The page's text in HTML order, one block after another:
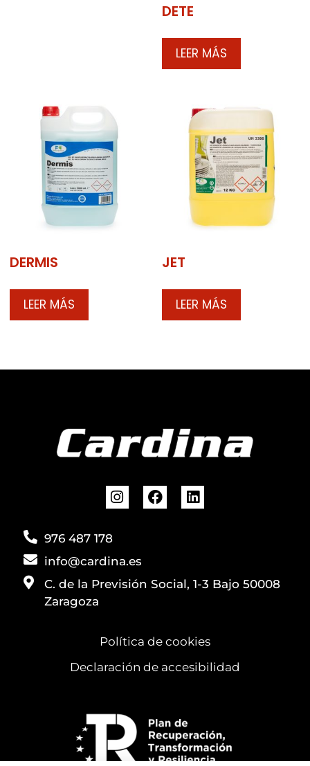
DETE
LEER MÁS
DERMIS
LEER MÁS
JET
LEER MÁS
976 487 178
info@cardina.es
C. de la Previsión Social, 1-3 Bajo 50008
Zaragoza
Política de cookies
Declaración de accesibilidad